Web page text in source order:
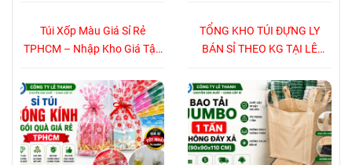
Túi Xốp Màu Giá Sỉ Rẻ
TPHCM – Nhập Kho Giá Tận
TỔNG KHO TÚI ĐỰNG LY
BÁN SỈ THEO KG TẠI LÊ